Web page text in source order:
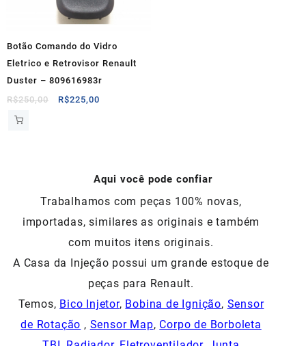
Botão Comando do Vidro
Eletrico e Retrovisor Renault
Duster – 809616983r
R$250,00
O
R$225,00
Aqui você pode confiar
Trabalhamos com peças 100% novas,
importadas, similares as originais e também
com muitos itens originais.
A Casa da Injeção possui um grande estoque de
peças para Renault.
Temos, Bico Injetor, Bobina de Ignição, Sensor
de Rotação , Sensor Map, Corpo de Borboleta